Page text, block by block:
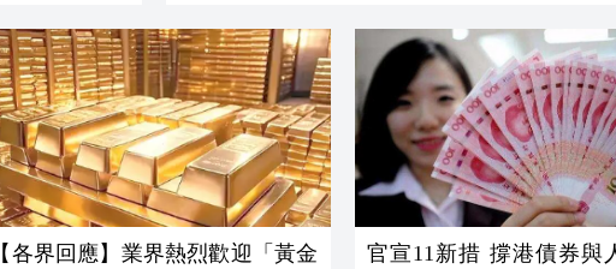
【各界回應】業界熱烈歡迎「黃金
官宣11新措 撐港債券與